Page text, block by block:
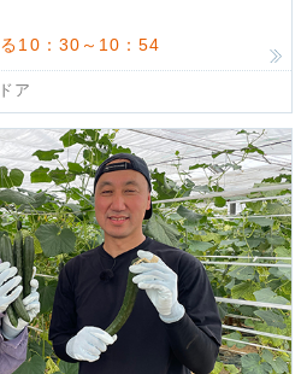
10：30～10：54
ア